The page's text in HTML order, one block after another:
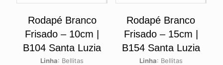
Rodapé Branco
Frisado – 10cm |
B104 Santa Luzia
Linha: Bellitas
Rodapé Branco
Frisado – 15cm |
B154 Santa Luzia
Linha: Bellitas